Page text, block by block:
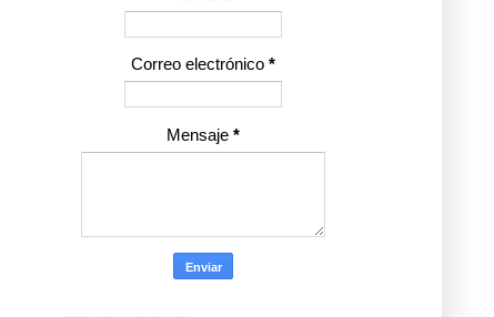
Correo electrónico *
Mensaje *